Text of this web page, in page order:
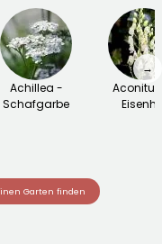
Achillea -
Schafgarbe
→
Garten finden